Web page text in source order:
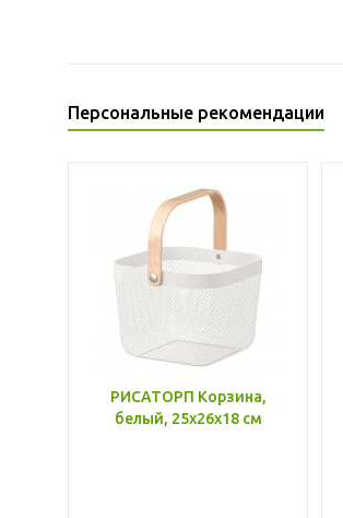
Персональные рекомендации
РИСАТОРП Корзина,
белый, 25x26x18 см